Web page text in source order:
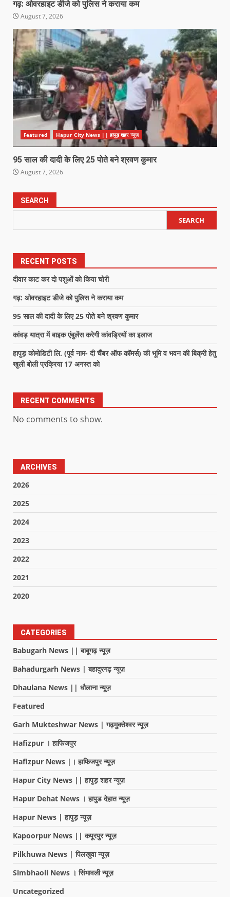
गढ़: ओवरहाइट डीजे को पुलिस ने कराया कम
August 7, 2026
Featured Hapur City News || हापुड़ शहर न्यूज़
95 साल की दादी के लिए 25 पोते बने श्रवण कुमार
August 7, 2026
SEARCH
SEARCH
RECENT POSTS
दीवार काट कर दो पशुओं को किया चोरी
गढ़: ओवरहाइट डीजे को पुलिस ने कराया कम
95 साल की दादी के लिए 25 पोते बने श्रवण कुमार
कांवड़ यात्रा में बाइक एंबुलेंस करेगी कांवड्रियों का इलाज
हापुड़ कोमोडिटी लि. (पूर्व नाम- दी चैंबर ऑफ कॉमर्स) की भूमि व भवन की बिक्री हेतु
खुली बोली प्रक्रिया 17 अगस्त को
RECENT COMMENTS
No comments to show.
ARCHIVES
2026
2025
2024
2023
2022
2021
2020
CATEGORIES
Babugarh News || बाबूगढ़ न्यूज़
Bahadurgarh News | बहादुरगढ़ न्यूज़
Dhaulana News || धौलाना न्यूज़
Featured
Garh Mukteshwar News | गढ़मुक्तेश्वर न्यूज़
Hafizpur । हाफिजपुर
Hafizpur News |। हाफिजपुर न्यूज़
Hapur City News || हापुड़ शहर न्यूज़
Hapur Dehat News । हापुड देहात न्यूज़
Hapur News | हापुड़ न्यूज़
Kapoorpur News || कपूरपुर न्यूज़
Pilkhuwa News | पिलखुवा न्यूज़
Simbhaoli News । सिंभावली न्यूज़
Uncategorized